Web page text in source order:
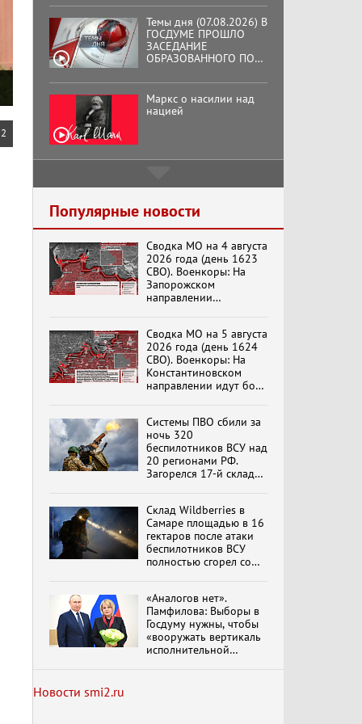
2
Темы дня (07.08.2026) В
ГОСДУМЕ ПРОШЛО
ЗАСЕДАНИЕ
ОБРАЗОВАННОГО ПО
ОБЩЕСТВЕННОГО
КОМИТЕТА ЗА
ОСВОБОЖДЕНИЕ
ПРЕЗИДЕНТА
Маркс о насилии над
нацией
кооператор
Хук слева: «Что и
требовалось доказать!»
(07.08.2026)
Бренды Советской
эпохи "Гжель"
«Изменимся или
вымрем»
К ГРАЖДАНАМ
Г.А. Зюганова,
Председателя ЦК
КПРФ Руководителя
фракции КПРФ в
Государственной Думе
РФ (28.07.2026)
Документальный
фильм "Империализм и
Бить смелее!
В.Баранец, В.Дандыкин,
Популярные новости
Сводка МО на 4 августа
2026 года (день 1623
СВО). Военкоры: На
Запорожском
направлении
Степногорска
Сводка МО на 5 августа
2026 года (день 1624
СВО). Военкоры: На
Константиновском
направлении идут бои
Системы ПВО сбили за
ночь 320
беспилотников ВСУ над
20 регионами РФ.
Загорелся 17-й склад
года
обновлено
Склад Wildberries в
Самаре площадью в 16
гектаров после атаки
беспилотников ВСУ
полностью сгорел со
«Аналогов нет».
Памфилова: Выборы в
Госдуму нужны, чтобы
«вооружать вертикаль
исполнительной
Новости smi2.ru